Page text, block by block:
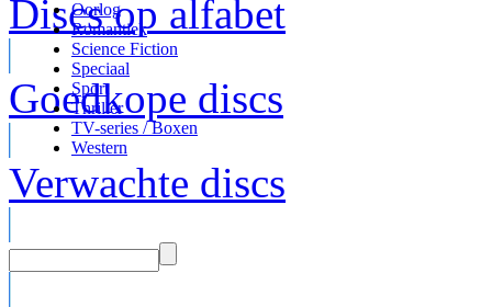
Discs op alfabet
Goedkope discs
Verwachte discs
Oorlog
Romantiek
Science Fiction
Speciaal
Sport
Thriller
TV-series / Boxen
Western